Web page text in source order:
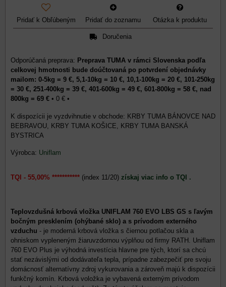
Pridať k Obľúbeným Pridať do zoznamu Otázka k produktu
Doručenia
Preprava TUMA v rámci Slovenska podľa
celkovej hmotnosti bude doúčtovaná po potvrdení objednávky
mailom: 0-5kg = 9 €, 5,1-10kg = 10 €, 10,1-100kg = 20 €, 101-250kg
= 30 €, 251-400kg = 39 €, 401-600kg = 49 €, 601-800kg = 58 €, nad
800kg = 69 € • 0 € •
KRBY TUMA BÁNOVCE NAD
BEBRAVOU, KRBY TUMA KOŠICE, KRBY TUMA BANSKÁ
BYSTRICA
Výrobca: Uniflam
TQI - 55,00% *********** (index 11/20) získaj viac info o TQI .
Teplovzdušná krbová vložka UNIFLAM 760 EVO LBS GS s ľavým
bočným presklením (ohýbané sklo) a s prívodom externého
vzduchu - je moderná krbová vložka s čiernou potlačou skla a
ohniskom vypleneným žiaruvzdornou výplňou od firmy RATH. Uniflam
760 EVO Plus je výhodná investícia hlavne pre tých, ktorí sa chcú
stať nezávislými od dodávateľa tepla, prípadne zabezpečiť pre svoju
domácnosť alternatívny zdroj vykurovania a zároveň majú k dispozícii
funkčný komín. Krbová voložka je vybavená externým prívodom